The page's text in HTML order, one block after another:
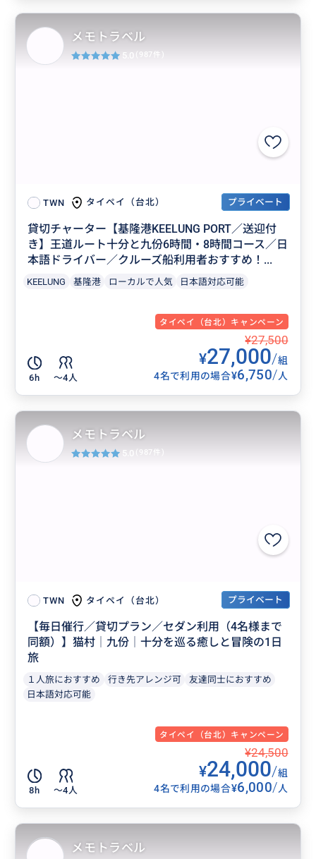
TWN タイペイ（台北） プライベート
貸切チャーター【基隆港KEELUNG PORT／送迎付
き】王道ルート十分と九份6時間・8時間コース／日
本語ドライバー／クルーズ船利用者おすすめ！...
KEELUNG 基隆港 ローカルで人気 日本語対応可能
タイペイ（台北）キャンペーン
6h 〜4人
¥27,500
¥27,000/組
4名で利用の場合¥6,750/人
メモトラベル
5.0 (987件)
TWN タイペイ（台北） プライベート
【毎日催行／貸切プラン／セダン利用（4名様まで
同額）】猫村│九份│十分を巡る癒しと冒険の1日
旅
１人旅におすすめ 行き先アレンジ可
友達同士におすすめ
日本語対応可能
タイペイ（台北）キャンペーン
8h 〜4人
¥24,500
¥24,000/組
4名で利用の場合¥6,000/人
メモトラベル
5.0 (987件)
メモトラベル